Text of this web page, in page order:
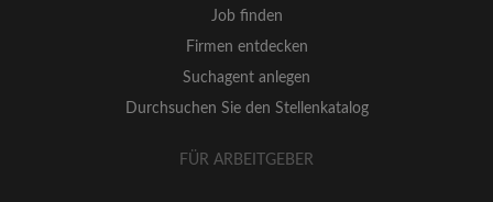
Job finden
Firmen entdecken
Suchagent anlegen
Durchsuchen Sie den Stellenkatalog
FÜR ARBEITGEBER